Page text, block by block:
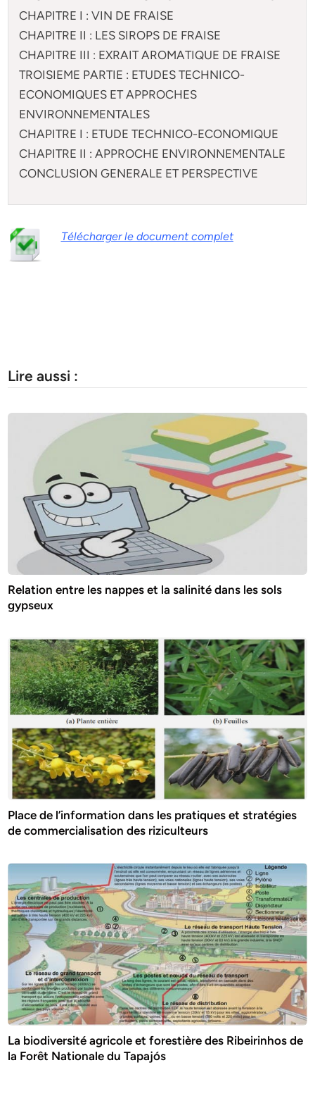
CHAPITRE I : VIN DE FRAISE
CHAPITRE II : LES SIROPS DE FRAISE
CHAPITRE III : EXRAIT AROMATIQUE DE FRAISE
TROISIEME PARTIE : ETUDES TECHNICO-
ECONOMIQUES ET APPROCHES
ENVIRONNEMENTALES
CHAPITRE I : ETUDE TECHNICO-ECONOMIQUE
CHAPITRE II : APPROCHE ENVIRONNEMENTALE
CONCLUSION GENERALE ET PERSPECTIVE
Télécharger le document complet
Lire aussi :
Relation entre les nappes et la salinité dans les sols
gypseux
Place de l’information dans les pratiques et stratégies
de commercialisation des riziculteurs
La biodiversité agricole et forestière des Ribeirinhos de
la Forêt Nationale du Tapajós